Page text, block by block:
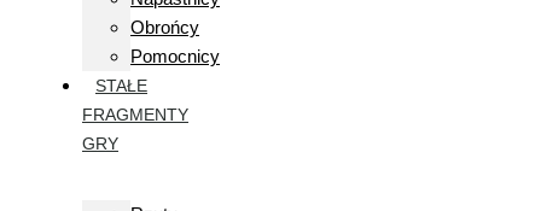
Obrońcy
Pomocnicy
STAŁE
FRAGMENTY
GRY